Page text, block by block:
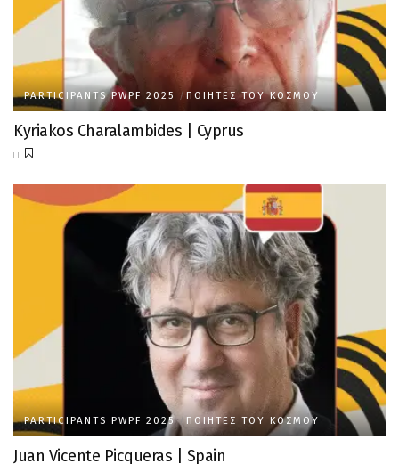
PARTICIPANTS PWPF 2025 ΠΟΙΗΤΈΣ ΤΟΥ ΚΌΣΜΟΥ
Kyriakos Charalambides | Cyprus
PARTICIPANTS PWPF 2025 ΠΟΙΗΤΈΣ ΤΟΥ ΚΌΣΜΟΥ
Juan Vicente Picqueras | Spain